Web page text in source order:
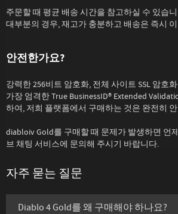
주문할 때 평균 배송 시간을 참고하실 수 있습
대부분의 경우, 재고가 충분하고 배송은 즉시
안전한가요?
강력한 256비트 암호화, 전체 사이트 SSL 암호
가장 엄격한 True BusinessID® Extended
하여, 저희 플랫폼에서 구매하는 것은 완전히
diabloiv Gold를 구매할 때 문제가 발생하면 언
브 채팅 서비스에 문의해 주시기 바랍니다.
자주 묻는 질문
Diablo 4 Gold를 왜 구매해야 하나요?